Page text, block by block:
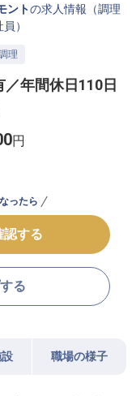
ントの求人情報（調理
員 ）
理
年間休日110日
円
ったら
認する
る
職場の様子